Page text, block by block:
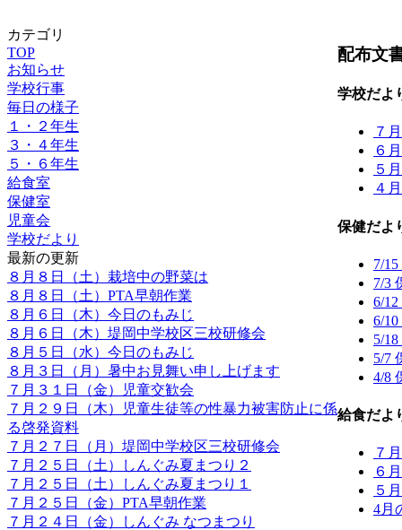
カテゴリ
TOP
お知らせ
学校行事
毎日の様子
１・２年生
３・４年生
５・６年生
給食室
保健室
児童会
学校だより
最新の更新
８月８日（土）栽培中の野菜は
８月８日（土）PTA早朝作業
８月６日（木）今日のもみじ
８月６日（木）堤岡中学校区三校研修会
８月５日（水）今日のもみじ
８月３日（月）暑中お見舞い申し上げます
７月３１日（金）児童交歓会
７月２９日（木）児童生徒等の性暴力被害防止に係
る啓発資料
７月２７日（月）堤岡中学校区三校研修会
７月２５日（土）しんぐみ夏まつり２
７月２５日（土）しんぐみ夏まつり１
７月２５日（金）PTA早朝作業
７月２４日（金）しんぐみ なつまつり
配布文
学校だよ
７
６
５
４
保健だよ
7/
7/3
6/
6/
5/
5/7
4/8
給食だよ
７
６
５
4月